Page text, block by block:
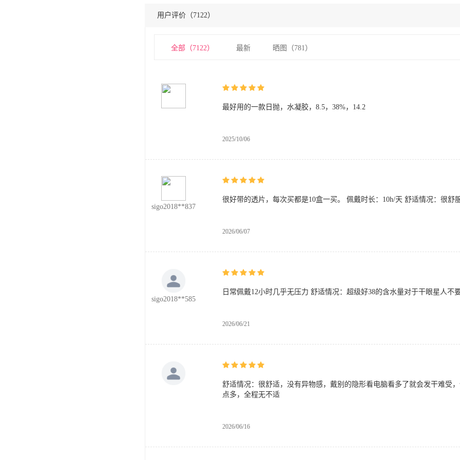
用户评价（7122）
全部（7122） 最新 晒图（781）
最好用的一款日抛，水凝胶，8.5，38%，14.2
2025/10/06
sigo2018**837
很好带的透片，每次买都是10盒一买。 佩戴时长：10h/天 舒适情况：很舒
2026/06/07
sigo2018**585
日常佩戴12小时几乎无压力 舒适情况：超级好38的含水量对于干眼星人不
2026/06/21
舒适情况：很舒适，没有异物感，戴别的隐形看电脑看多了就会发干难受
点多，全程无不适
2026/06/16